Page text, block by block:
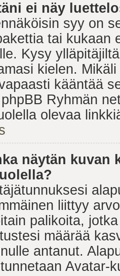
ei näy
syy on
tai kukaan
Kysy
kielen.
kääntää
Ryhmän
olevaa
näytän kuvan
liittyy
palikoita,
määrää
antanut.
Avatar-